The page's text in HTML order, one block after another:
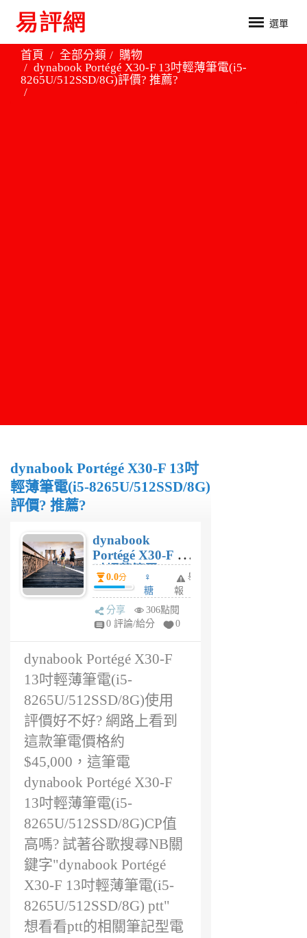
選單
首頁 全部分類
購物
dynabook Portégé X30-F 13吋輕薄筆電(i5-
8265U/512SSD/8G)評價? 推薦?
dynabook Portégé X30-F 13吋
輕薄筆電(i5-8265U/512SSD/8G)
評價? 推薦?
dynabook
Portégé X30-F 13
吋輕薄筆電(i5-
8265U/512SSD/8
G)評價? 推薦?
0.0分
♀
糖
糖
1
舉
報
分享
306點閱
0 評論/給分
0
dynabook Portégé X30-F
13吋輕薄筆電(i5-
8265U/512SSD/8G)使用
評價好不好? 網路上看到
這款筆電價格約
$45,000，這筆電
dynabook Portégé X30-F
13吋輕薄筆電(i5-
8265U/512SSD/8G)CP值
高嗎? 試著谷歌搜尋NB關
鍵字"dynabook Portégé
X30-F 13吋輕薄筆電(i5-
8265U/512SSD/8G) ptt"
想看看ptt的相關筆記型電